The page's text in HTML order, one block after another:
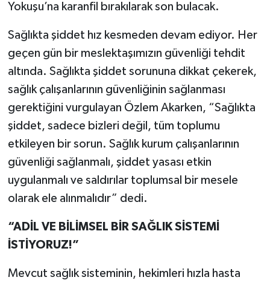
Yokuşu’na karanfil bırakılarak son bulacak.
Sağlıkta şiddet hız kesmeden devam ediyor. Her
geçen gün bir meslektaşımızın güvenliği tehdit
altında. Sağlıkta şiddet sorununa dikkat çekerek,
sağlık çalışanlarının güvenliğinin sağlanması
gerektiğini vurgulayan Özlem Akarken, “Sağlıkta
şiddet, sadece bizleri değil, tüm toplumu
etkileyen bir sorun. Sağlık kurum çalışanlarının
güvenliği sağlanmalı, şiddet yasası etkin
uygulanmalı ve saldırılar toplumsal bir mesele
olarak ele alınmalıdır” dedi.
“ADİL VE BİLİMSEL BİR SAĞLIK SİSTEMİ
İSTİYORUZ!”
Mevcut sağlık sisteminin, hekimleri hızla hasta